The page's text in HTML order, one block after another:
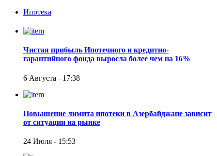
Ипотека
Чистая прибыль Ипотечного и кредитно-
гарантийного фонда выросла более чем на 16%
6 Августа - 17:38
Повышение лимита ипотеки в Азербайджане зависит
от ситуации на рынке
24 Июля - 15:53